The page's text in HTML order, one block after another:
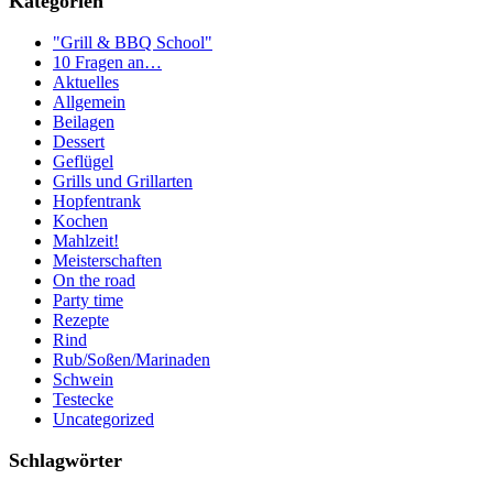
"Grill & BBQ School"
10 Fragen an…
Aktuelles
Allgemein
Beilagen
Dessert
Geflügel
Grills und Grillarten
Hopfentrank
Kochen
Mahlzeit!
Meisterschaften
On the road
Party time
Rezepte
Rind
Rub/Soßen/Marinaden
Schwein
Testecke
Uncategorized
Schlagwörter